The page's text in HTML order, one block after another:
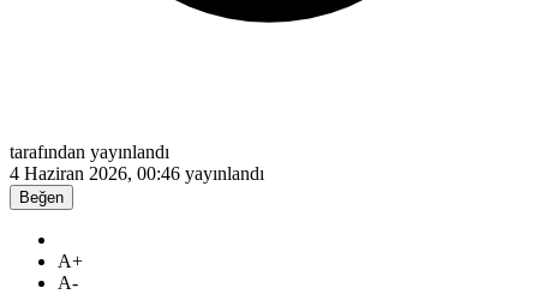
tarafından yayınlandı
4 Haziran 2026, 00:46 yayınlandı
Beğen
A+
A-